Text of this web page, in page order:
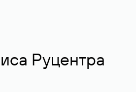
Руцентра